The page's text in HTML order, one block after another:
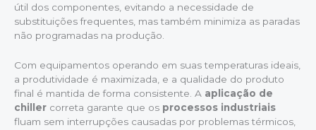
útil dos componentes, evitando a necessidade de
substituições frequentes, mas também minimiza as paradas
não programadas na produção.
Com equipamentos operando em suas temperaturas ideais,
a produtividade é maximizada, e a qualidade do produto
final é mantida de forma consistente. A aplicação de
chiller correta garante que os processos industriais
fluam sem interrupções causadas por problemas térmicos,